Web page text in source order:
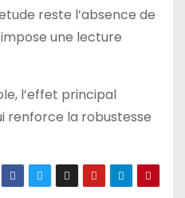
reste l’absence de
une lecture
l’effet principal
renforce la robustesse